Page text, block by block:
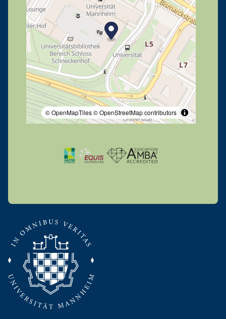
© OpenMapTiles© OpenStreetMap contributors